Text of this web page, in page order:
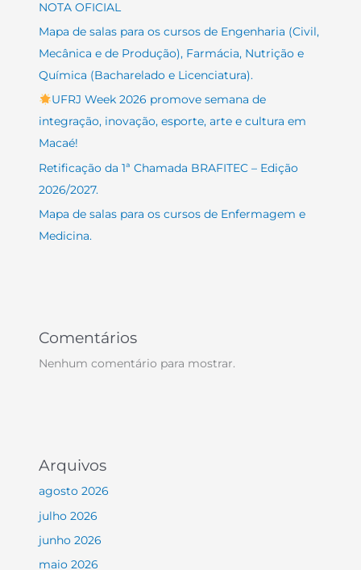
NOTA OFICIAL
Mapa de salas para os cursos de Engenharia (Civil,
Mecânica e de Produção), Farmácia, Nutrição e
Química (Bacharelado e Licenciatura).
UFRJ Week 2026 promove semana de
integração, inovação, esporte, arte e cultura em
Macaé!
Retificação da 1ª Chamada BRAFITEC – Edição
2026/2027.
Mapa de salas para os cursos de Enfermagem e
Medicina.
Comentários
Nenhum comentário para mostrar.
Arquivos
agosto 2026
julho 2026
junho 2026
maio 2026